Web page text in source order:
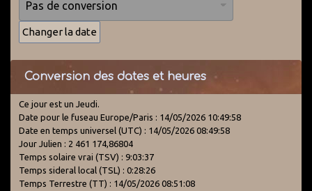
Conversion des dates et heures
Ce jour est un Jeudi.
Date pour le fuseau Europe/Paris : 14/05/2026 10:49:58
Date en temps universel (UTC) : 14/05/2026 08:49:58
Jour Julien : 2 461 174,86804
Temps solaire vrai (TSV) : 9:03:37
Temps sideral local (TSL) : 0:28:26
Temps Terrestre (TT) : 14/05/2026 08:51:08